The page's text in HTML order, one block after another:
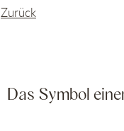
Zurück
Das Symbol